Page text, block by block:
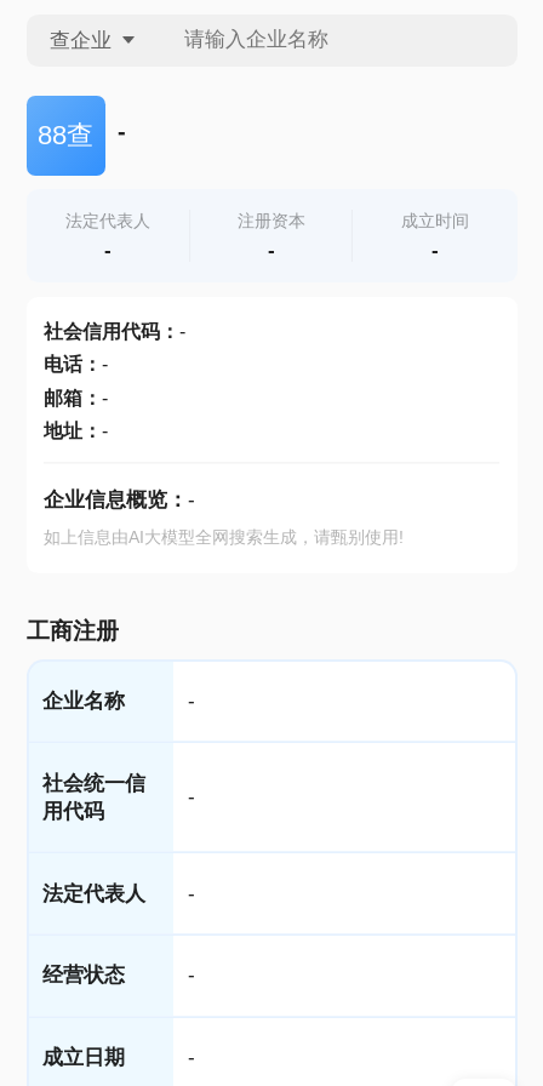
查企业
查企业
查产地
88查 -
法定代表人
-
注册资本
-
成立时间
-
社会信用代码： -
电话： -
邮箱： -
地址： -
企业信息概览： -
如上信息由AI大模型全网搜索生成，请甄别使用!
工商注册
企业名称 -
社会统一信
用代码
-
法定代表人 -
经营状态 -
成立日期 -